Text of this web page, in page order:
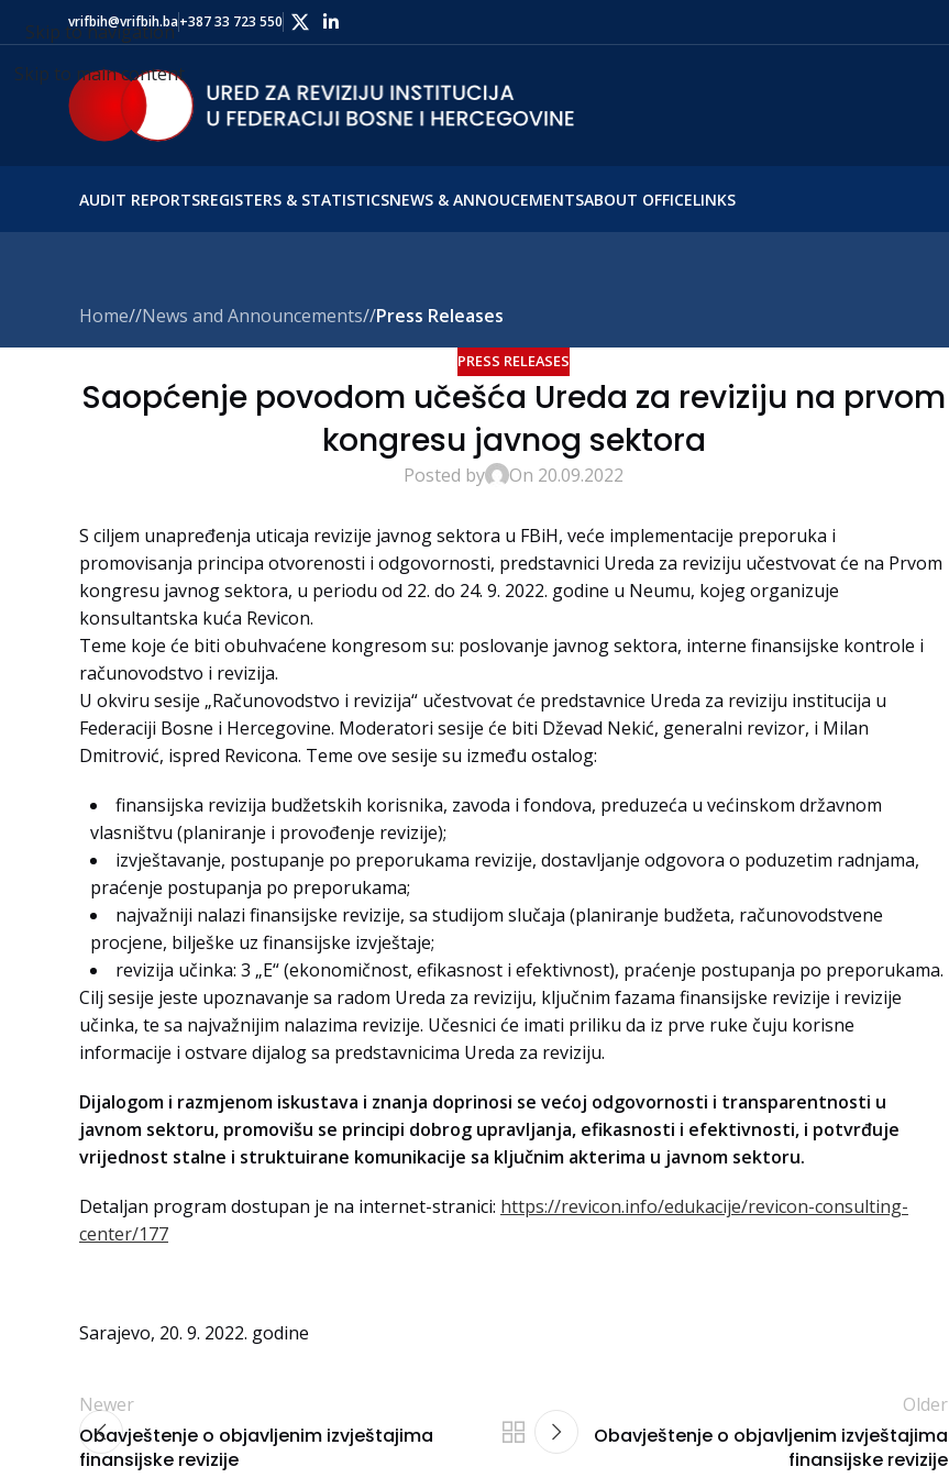
Skip to navigation
Skip to main content
vrifbih@vrifbih.ba+387 33 723 550
AUDIT REPORTSREGISTERS & STATISTICSNEWS & ANNOUCEMENTSABOUT OFFICELINKS
Home/ News and Announcements/ Press Releases
PRESS RELEASES
Saopćenje povodom učešća Ureda za reviziju na prvom
kongresu javnog sektora
Posted by On 20.09.2022
S ciljem unapređenja uticaja revizije javnog sektora u FBiH, veće implementacije preporuka i
promovisanja principa otvorenosti i odgovornosti, predstavnici Ureda za reviziju učestvovat će na Prvom
kongresu javnog sektora, u periodu od 22. do 24. 9. 2022. godine u Neumu, kojeg organizuje
konsultantska kuća Revicon.
Teme koje će biti obuhvaćene kongresom su: poslovanje javnog sektora, interne finansijske kontrole i
računovodstvo i revizija.
U okviru sesije „Računovodstvo i revizija“ učestvovat će predstavnice Ureda za reviziju institucija u
Federaciji Bosne i Hercegovine. Moderatori sesije će biti Dževad Nekić, generalni revizor, i Milan
Dmitrović, ispred Revicona. Teme ove sesije su između ostalog:
finansijska revizija budžetskih korisnika, zavoda i fondova, preduzeća u većinskom državnom
vlasništvu (planiranje i provođenje revizije);
izvještavanje, postupanje po preporukama revizije, dostavljanje odgovora o poduzetim radnjama,
praćenje postupanja po preporukama;
najvažniji nalazi finansijske revizije, sa studijom slučaja (planiranje budžeta, računovodstvene
procjene, bilješke uz finansijske izvještaje;
revizija učinka: 3 „E“ (ekonomičnost, efikasnost i efektivnost), praćenje postupanja po preporukama.
Cilj sesije jeste upoznavanje sa radom Ureda za reviziju, ključnim fazama finansijske revizije i revizije
učinka, te sa najvažnijim nalazima revizije. Učesnici će imati priliku da iz prve ruke čuju korisne
informacije i ostvare dijalog sa predstavnicima Ureda za reviziju.
Dijalogom i razmjenom iskustava i znanja doprinosi se većoj odgovornosti i transparentnosti u
javnom sektoru, promovišu se principi dobrog upravljanja, efikasnosti i efektivnosti, i potvrđuje
vrijednost stalne i struktuirane komunikacije sa ključnim akterima u javnom sektoru.
Detaljan program dostupan je na internet-stranici: https://revicon.info/edukacije/revicon-consulting-
center/177
Sarajevo, 20. 9. 2022. godine
Newer
Obavještenje o objavljenim izvještajima
finansijske revizije
Older
Obavještenje o objavljenim izvještajima
finansijske revizije